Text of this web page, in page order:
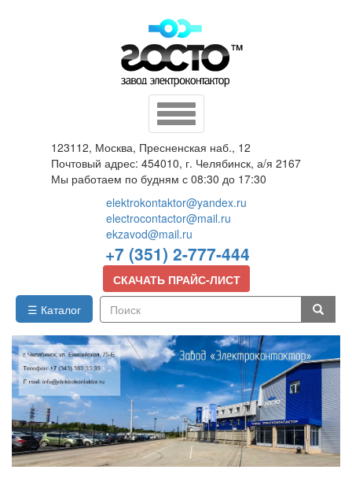
Toggle
navigation
123112, Москва, Пресненская наб., 12
Почтовый адрес: 454010, г. Челябинск, а/я 2167
Мы работаем по будням с 08:30 до 17:30
elektrokontaktor@yandex.ru
electrocontactor@mail.ru
ekzavod@mail.ru
+7 (351) 2-777-444
СКАЧАТЬ ПРАЙС-ЛИСТ
☰ Каталог
Поиск